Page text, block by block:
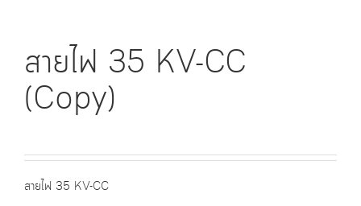
สายไฟ 35 KV-CC
(Copy)
สายไฟ 35 KV-CC